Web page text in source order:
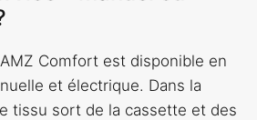
Comfort est disponible en
et électrique. Dans la
tissu sort de la cassette et des